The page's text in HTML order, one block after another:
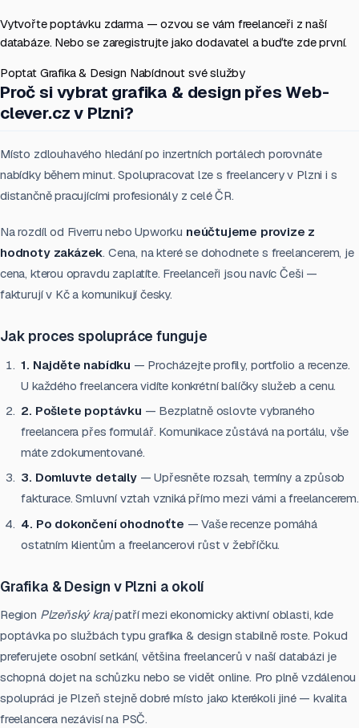
Vytvořte poptávku zdarma — ozvou se vám freelanceři z naší
databáze. Nebo se zaregistrujte jako dodavatel a buďte zde první.
Poptat Grafika & Design Nabídnout své služby
Proč si vybrat grafika & design přes Web-
clever.cz v Plzni?
Místo zdlouhavého hledání po inzertních portálech porovnáte
nabídky během minut. Spolupracovat lze s freelancery v Plzni i s
distančně pracujícími profesionály z celé ČR.
Na rozdíl od Fiverru nebo Upworku neúčtujeme provize z
hodnoty zakázek. Cena, na které se dohodnete s freelancerem, je
cena, kterou opravdu zaplatíte. Freelanceři jsou navíc Češi —
fakturují v Kč a komunikují česky.
Jak proces spolupráce funguje
1. Najděte nabídku — Procházejte profily, portfolio a recenze.
U každého freelancera vidíte konkrétní balíčky služeb a cenu.
2. Pošlete poptávku — Bezplatně oslovte vybraného
freelancera přes formulář. Komunikace zůstává na portálu, vše
máte zdokumentované.
3. Domluvte detaily— Upřesněte rozsah, termíny a způsob
fakturace. Smluvní vztah vzniká přímo mezi vámi a freelancerem.
4. Po dokončení ohodnoťte — Vaše recenze pomáhá
ostatním klientům a freelancerovi růst v žebříčku.
Grafika & Design v Plzni a okolí
Region Plzeňský krajpatří mezi ekonomicky aktivní oblasti, kde
poptávka po službách typu grafika & design stabilně roste. Pokud
preferujete osobní setkání, většina freelancerů v naší databázi je
schopná dojet na schůzku nebo se vidět online. Pro plně vzdálenou
spolupráci je Plzeň stejně dobré místo jako kterékoli jiné — kvalita
freelancera nezávisí na PSČ.